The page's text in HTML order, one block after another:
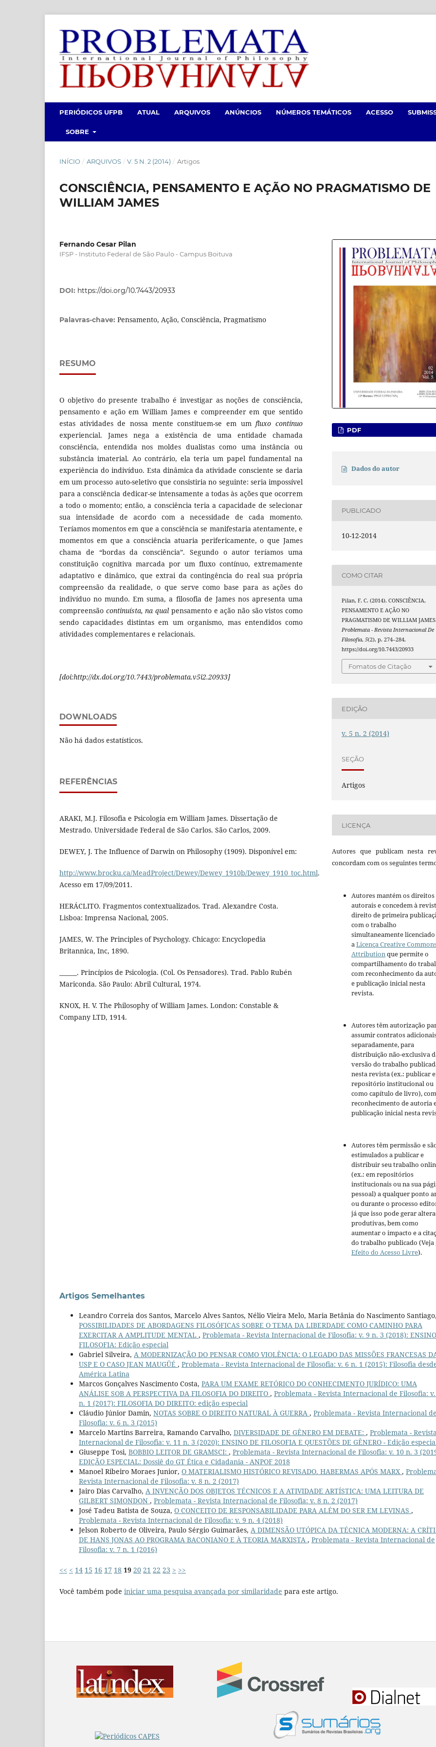
PERIÓDICOS UFPB ATUAL ARQUIVOS ANÚNCIOS NÚMEROS TEMÁTICOS ACESSO
SOBRE
INÍCIO / ARQUIVOS / V. 5 N. 2 (2014) / Artigos
CONSCIÊNCIA, PENSAMENTO E AÇÃO NO PRAGMATISMO DE
WILLIAM JAMES
Fernando Cesar Pilan
IFSP - Instituto Federal de São Paulo - Campus Boituva
DOI: https://doi.org/10.7443/20933
Palavras-chave: Pensamento, Ação, Consciência, Pragmatismo
RESUMO
O objetivo do presente trabalho é investigar as noções de consciência,
pensamento e ação em William James e compreender em que sentido
estas atividades de nossa mente constituem-se em umfluxo contínuo
experiencial. James nega a existência de uma entidade chamada
consciência, entendida nos moldes dualistas como uma instância ou
substância imaterial. Ao contrário, ela teria um papel fundamental na
experiência do indivíduo. Esta dinâmica da atividade consciente se daria
em um processo auto-seletivo que consistiria no seguinte: seria impossível
para a consciência dedicar-se intensamente a todas às ações que ocorrem
a todo o momento; então, a consciência teria a capacidade de selecionar
sua intensidade de acordo com a necessidade de cada momento.
Teríamos momentos em que a consciência se manifestaria atentamente, e
momentos em que a consciência atuaria perifericamente, o que James
chama de “bordas da consciência”. Segundo o autor teríamos uma
constituição cognitiva marcada por um fluxo contínuo, extremamente
adaptativo e dinâmico, que extrai da contingência do real sua própria
compreensão da realidade, o que serve como base para as ações do
indivíduo no mundo. Em suma, a filosofia de James nos apresenta uma
compreensão continuísta, na qual pensamento e ação não são vistos como
sendo capacidades distintas em um organismo, mas entendidos como
atividades complementares e relacionais.
[doi:http://dx.doi.org/10.7443/problemata.v5i2.20933]
DOWNLOADS
Não há dados estatísticos.
REFERÊNCIAS
ARAKI, M.J. Filosofia e Psicologia em William James. Dissertação de
Mestrado. Universidade Federal de São Carlos. São Carlos, 2009.
DEWEY, J. The Influence of Darwin on Philosophy (1909). Disponível em:
http://www.brocku.ca/MeadProject/Dewey/Dewey_1910b/Dewey_1910_toc.html.
Acesso em 17/09/2011.
HERÁCLITO. Fragmentos contextualizados. Trad. Alexandre Costa.
Lisboa: Imprensa Nacional, 2005.
JAMES, W. The Principles of Psychology. Chicago: Encyclopedia
Britannica, Inc, 1890.
______. Princípios de Psicologia. (Col. Os Pensadores). Trad. Pablo Rubén
Mariconda. São Paulo: Abril Cultural, 1974.
KNOX, H. V. The Philosophy of William James. London: Constable &
Company LTD, 1914.
PDF
Dados do autor
PUBLICADO
10-12-2014
COMO CITAR
Pilan, F. C. (2014). CONSCIÊNCIA,
PENSAMENTO E AÇÃO NO
PRAGMATISMO DE WILLIAM
Problemata - Revista Internacional De
Filosofia,5(2), p. 274–284.
https://doi.org/10.7443/20933
Fomatos de Citação
EDIÇÃO
v. 5 n. 2 (2014)
SEÇÃO
Artigos
LICENÇA
Autores que publicam nesta
concordam com os seguintes
Autores mantém os direitos
autorais e concedem à
direito de primeira
com o trabalho
simultaneamente
a Licença Creative
Attribution que permite o
compartilhamento do
com reconhecimento da
e publicação inicial nesta
revista.
Autores têm autorização
assumir contratos
separadamente, para
distribuição não-exclusiva
versão do trabalho
nesta revista (ex.: publicar
repositório institucional ou
como capítulo de livro), com
reconhecimento de autoria
publicação inicial nesta
Autores têm permissão e
estimulados a publicar e
distribuir seu trabalho
(ex.: em repositórios
institucionais ou na sua
pessoal) a qualquer ponto
ou durante o processo
já que isso pode gerar
produtivas, bem como
aumentar o impacto e a
do trabalho publicado (Veja
Efeito do Acesso Livre).
Artigos Semelhantes
Leandro Correia dos Santos, Marcelo Alves Santos, Nélio Vieira Melo, Maria Betânia do Nascimento
POSSIBILIDADES DE ABORDAGENS FILOSÓFICAS SOBRE O TEMA DA LIBERDADE COMO CAMINHO PARA
EXERCITAR A AMPLITUDE MENTAL , Problemata - Revista Internacional de Filosofia: v. 9 n. 3 (2018):
FILOSOFIA: Edição especial
Gabriel Silveira, A MODERNIZAÇÃO DO PENSAR COMO VIOLÊNCIA: O LEGADO DAS MISSÕES FRANCESAS
USP E O CASO JEAN MAUGÜÉ , Problemata - Revista Internacional de Filosofia: v. 6 n. 1 (2015): Filosofia
América Latina
Marcos Gonçalves Nascimento Costa, PARA UM EXAME RETÓRICO DO CONHECIMENTO JURÍDICO: UMA
ANÁLISE SOB A PERSPECTIVA DA FILOSOFIA DO DIREITO , Problemata - Revista Internacional de Filosofia:
n. 1 (2017): FILOSOFIA DO DIREITO: edição especial
Cláudio Júnior Damin, NOTAS SOBRE O DIREITO NATURAL À GUERRA , Problemata - Revista Internacional
Filosofia: v. 6 n. 3 (2015)
Marcelo Martins Barreira, Ramando Carvalho, DIVERSIDADE DE GÊNERO EM DEBATE: , Problemata -
Internacional de Filosofia: v. 11 n. 3 (2020): ENSINO DE FILOSOFIA E QUESTÕES DE GÊNERO - Edição
Giuseppe Tosi, BOBBIO LEITOR DE GRAMSCI: , Problemata - Revista Internacional de Filosofia: v. 10 n. 3
EDIÇÃO ESPECIAL: Dossiê do GT Ética e Cidadania - ANPOF 2018
Manoel Ribeiro Moraes Junior, O MATERIALISMO HISTÓRICO REVISADO. HABERMAS APÓS MARX ,
Revista Internacional de Filosofia: v. 8 n. 2 (2017)
Jairo Dias Carvalho, A INVENÇÃO DOS OBJETOS TÉCNICOS E A ATIVIDADE ARTÍSTICA: UMA LEITURA DE
GILBERT SIMONDON , Problemata - Revista Internacional de Filosofia: v. 8 n. 2 (2017)
José Tadeu Batista de Souza, O CONCEITO DE RESPONSABILIDADE PARA ALÉM DO SER EM LEVINAS ,
Problemata - Revista Internacional de Filosofia: v. 9 n. 4 (2018)
Jelson Roberto de Oliveira, Paulo Sérgio Guimarães, A DIMENSÃO UTÓPICA DA TÉCNICA MODERNA: A
DE HANS JONAS AO PROGRAMA BACONIANO E À TEORIA MARXISTA , Problemata - Revista Internacional de
Filosofia: v. 7 n. 1 (2016)
<< < 14 15 16 17 18 19 20 21 22 23 > >>
Você também pode iniciar uma pesquisa avançada por similaridade para este artigo.